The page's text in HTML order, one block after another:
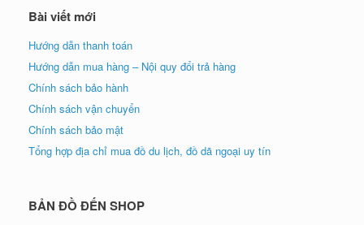
Bài viết mới
Hướng dẫn thanh toán
Hướng dẫn mua hàng – Nội quy đổi trả hàng
Chính sách bảo hành
Chính sách vận chuyển
Chính sách bảo mật
Tổng hợp địa chỉ mua đồ du lịch, đồ dã ngoại uy tín
BẢN ĐỒ ĐẾN SHOP